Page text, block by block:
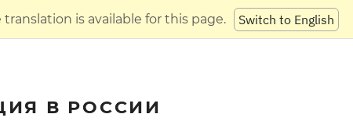
translation is available for this page. Switch to English
В РОССИИ